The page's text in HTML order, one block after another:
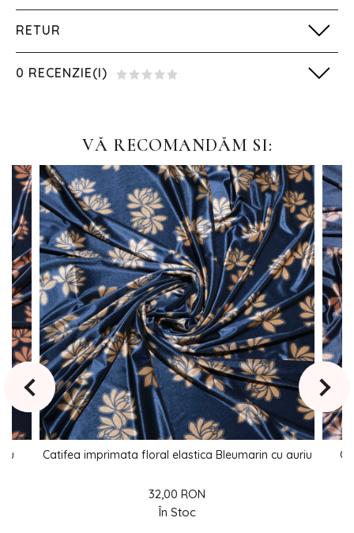
RETUR
0 RECENZIE(I)
VĂ RECOMANDĂM SI:
Catifea imprimata floral elastica Bleumarin cu auriu
32,00 RON
În Stoc